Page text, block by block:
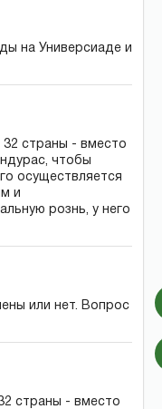
на Универсиаде и
страны - вместо
чтобы
осуществляется
и
рознь, у него
или нет. Вопрос
страны - вместо